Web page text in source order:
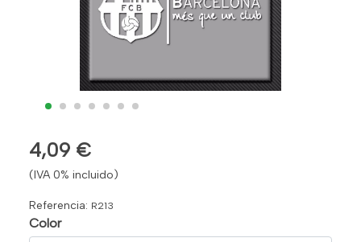
4,09 €
(IVA 0% incluido)
Referencia: R213
Color